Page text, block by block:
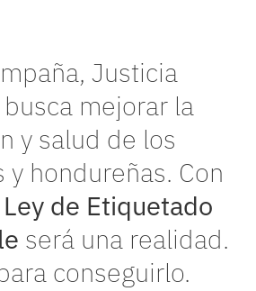
Justicia
mejorar la
y salud de los
y hondureñas. Con
Ley de Etiquetado
será una realidad.
conseguirlo.